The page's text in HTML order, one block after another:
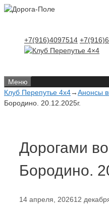
Перейти
Перейти
+7(916)4097514
Меню
Клуб Перепутье 4x4→Анонсы
Бородино. 20.12.2025г.
Дорогами
Бородино.
14 апреля, 202612